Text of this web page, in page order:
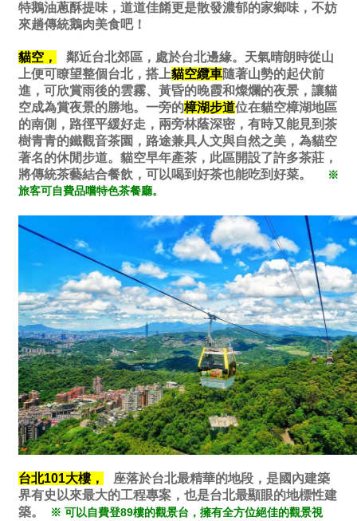
特鵝油蔥酥提味，道道佳餚更是散發濃郁的家鄉味，不妨
來趟傳統鵝肉美食吧！
貓空，
鄰近台北郊區，處於台北邊緣。天氣晴朗時從山
上便可瞭望整個台北，搭上貓空纜車隨著山勢的起伏前
進，可欣賞雨後的雲霧、黃昏的晚霞和燦爛的夜景，讓貓
空成為賞夜景的勝地。一旁的樟湖步道位在貓空樟湖地區
的南側，路徑平緩好走，兩旁林蔭深密，有時又能見到茶
樹青青的鐵觀音茶園，路途兼具人文與自然之美，為貓空
著名的休閒步道。貓空早年產茶，此區開設了許多茶莊，
將傳統茶藝結合餐飲，可以喝到好茶也能吃到好菜。
※
旅客可自費品嚐特色茶餐廳。
台北101大樓，
座落於台北最精華的地段，是國內建築
界有史以來最大的工程專案，也是台北最顯眼的地標性建
築。
※ 可以自費登89樓的觀景台，擁有全方位絕佳的觀景視